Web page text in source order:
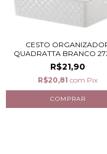
CESTO
QUADRATTA BRANCO
R$21,90
R$20,81 com Pix